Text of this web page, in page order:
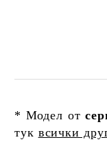
* Модел от
тук всички